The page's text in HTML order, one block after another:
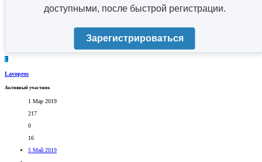
доступными, после быстрой регистрации.
Зарегистрироваться
L
Lavopros
Активный участник
1 Мар 2019
217
0
16
5 Май 2019